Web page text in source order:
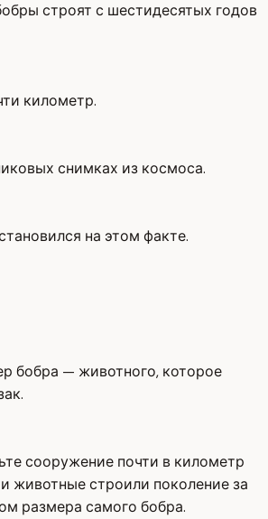
строят с шестидесятых годов
километр.
снимках из космоса.
на этом факте.
бобра — животного, которое
сооружение почти в километр
животные строили поколение за
размера самого бобра.